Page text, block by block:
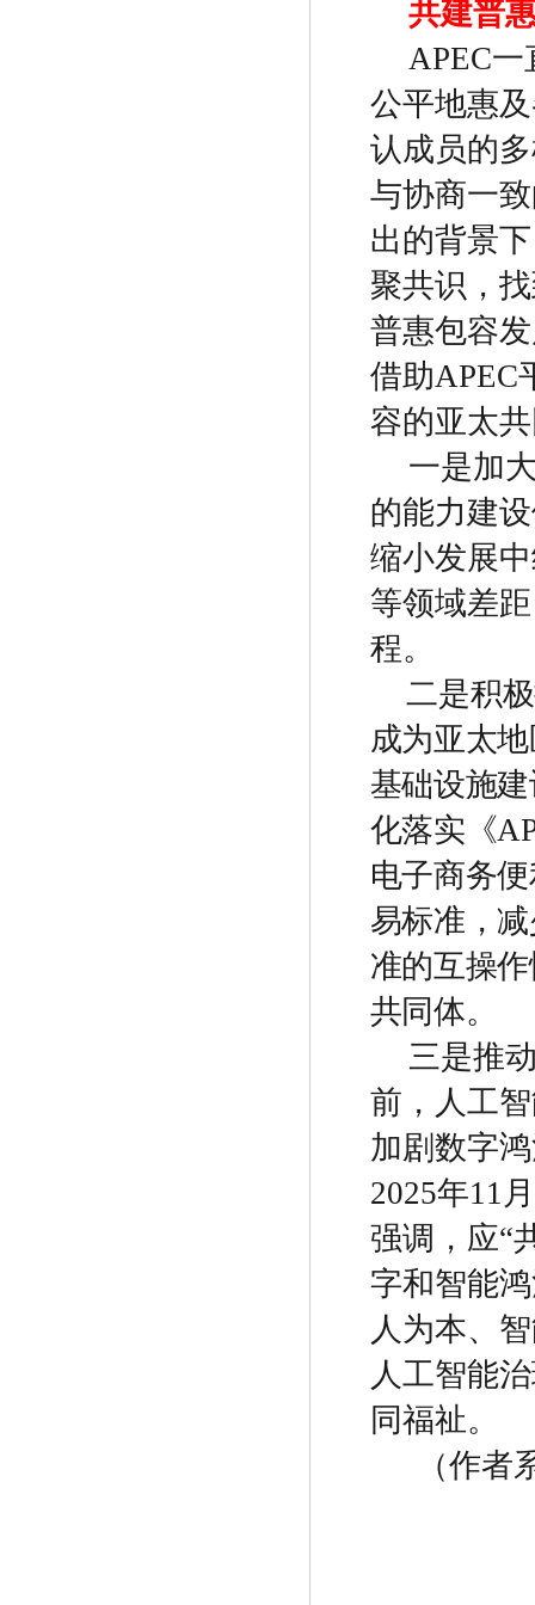
共建普
APEC一
公平地惠
认成员的
与协商一
出的背景
聚共识，
普惠包容
借助APEC
容的亚太
一是加
的能力建
缩小发展
等领域差
程。
二是积
成为亚太
基础设施
化落实《
电子商务
易标准，
准的互操
共同体。
三是推
前，人工
加剧 数字
2025年11
强调，应“
字和智能
人为本、
人工智能
同福祉。
（作